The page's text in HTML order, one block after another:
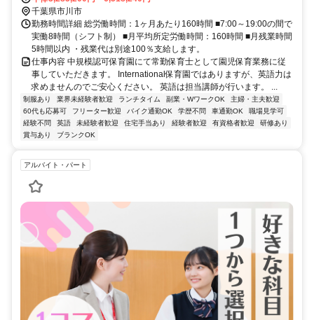
千葉県市川市
勤務時間詳細 総労働時間：1ヶ月あたり160時間 ■7:00～19:00の間で
実働8時間（シフト制） ■月平均所定労働時間：160時間 ■月残業時間
5時間以内 ・残業代は別途100％支給します。
仕事内容 中規模認可保育園にて常勤保育士として園児保育業務に従
事していただきます。 International保育園ではありますが、英語力は
求めませんのでご安心ください。 英語は担当講師が行います。 ...
制服あり 業界未経験者歓迎 ランチタイム 副業・WワークOK
主婦・主夫歓迎
60代も応募可
フリーター歓迎 バイク通勤OK 学歴不問 車通勤OK
職場見学可
経験不問
英語 未経験者歓迎 住宅手当あり 経験者歓迎 有資格者歓迎
研修あり
賞与あり
ブランクOK
アルバイト・パート